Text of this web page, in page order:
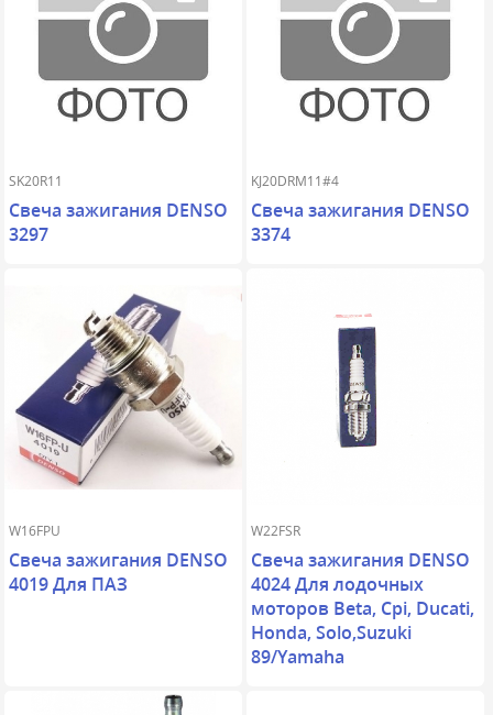
SK20R11
Свеча зажигания DENSO
3297
KJ20DRM11#4
Свеча зажигания DENSO
3374
W16FPU
Свеча зажигания DENSO
4019 Для ПАЗ
W22FSR
Свеча зажигания DENSO
4024 Для лодочных
моторов Beta, Cpi, Ducati,
Honda, Solo,Suzuki
89/Yamaha